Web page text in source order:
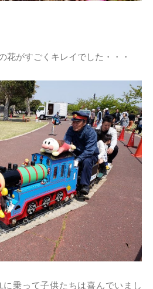
花がすごくキレイでした・・・
乗って子供たちは喜んでいまし